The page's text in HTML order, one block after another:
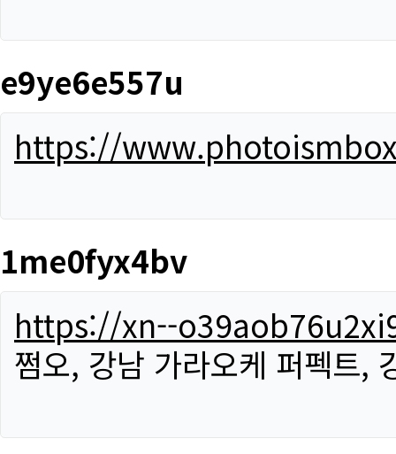
e9ye6e557u
https://
1me0fyx4bv
https://xn--
쩜오, 강남 가라오케 퍼펙트,